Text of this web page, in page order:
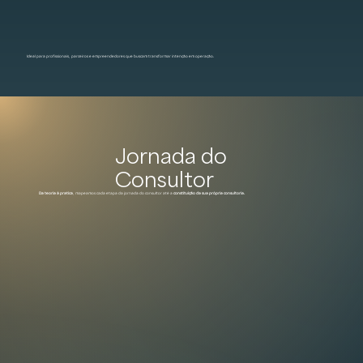
Jornada do
Consultor
Da teoria à pratica, mapeamos cada etapa da jornada do consultor até aconstituição da sua própria consultoria.
Ideal para profissionais, parceiros e empreendedores que buscam transformar intenção em operação.